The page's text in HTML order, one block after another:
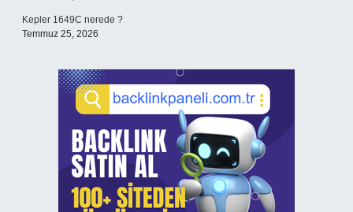
Kepler 1649C nerede ?
Temmuz 25, 2026